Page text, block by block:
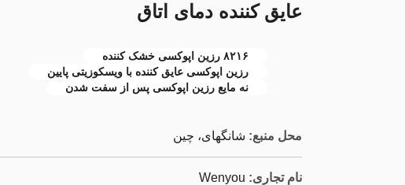
عایق کننده دمای اتاق
۸۲۱۶ رزین اپوکسی خشک کننده
رزین اپوکسی عایق کننده با ویسکوزیتی پایین
نه مایع رزین اپوکسی پس از سفت شدن
محل منبع: شانگهای، چین
نام تجاری: Wenyou